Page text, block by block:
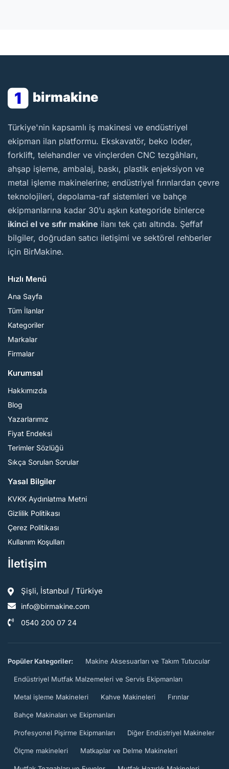
1 birmakine
BirMakine
Türkiye'nin kapsamlı iş makinesi ve endüstriyel
ekipman ilan platformu. Ekskavatör, beko loder,
forklift, telehandler ve vinçlerden CNC tezgâhları,
ahşap işleme, ambalaj, baskı, plastik enjeksiyon ve
metal işleme makinelerine; endüstriyel fırınlardan çevre
teknolojileri, depolama-raf sistemleri ve bahçe
ekipmanlarına kadar 30’u aşkın kategoride binlerce
ikinci el ve sıfır makine ilanı tek çatı altında. Şeffaf
bilgiler, doğrudan satıcı iletişimi ve sektörel rehberler
için BirMakine.
Hızlı Menü
Ana Sayfa
Tüm İlanlar
Kategoriler
Markalar
Firmalar
Kurumsal
Hakkımızda
Blog
Yazarlarımız
Fiyat Endeksi
Terimler Sözlüğü
Sıkça Sorulan Sorular
Yasal Bilgiler
KVKK Aydınlatma Metni
Gizlilik Politikası
Çerez Politikası
Kullanım Koşulları
İletişim
Şişli, İstanbul / Türkiye
info@birmakine.com
0540 200 07 24
Popüler Kategoriler: Makine Aksesuarları ve Takım Tutucular
Endüstriyel Mutfak Malzemeleri ve Servis Ekipmanları
Metal işleme Makineleri Kahve Makineleri Fırınlar
Bahçe Makinaları ve Ekipmanları
Profesyonel Pişirme Ekipmanları Diğer Endüstriyel Makineler
Ölçme makineleri Matkaplar ve Delme Makineleri